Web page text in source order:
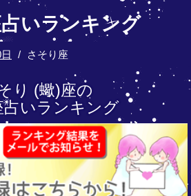
いランキング
さそり座
り (蠍)座の
占いランキング